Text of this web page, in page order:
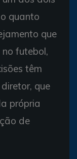
quanto
que
futebol,
têm
que
própria
de